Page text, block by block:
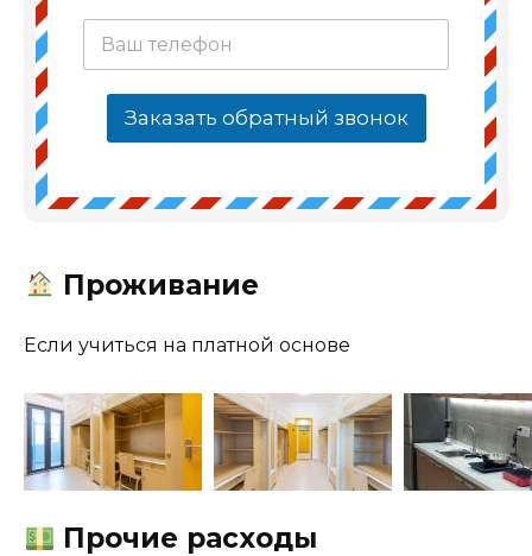
Заказать обратный звонок
Проживание
Если учиться на платной основе
Прочие расходы